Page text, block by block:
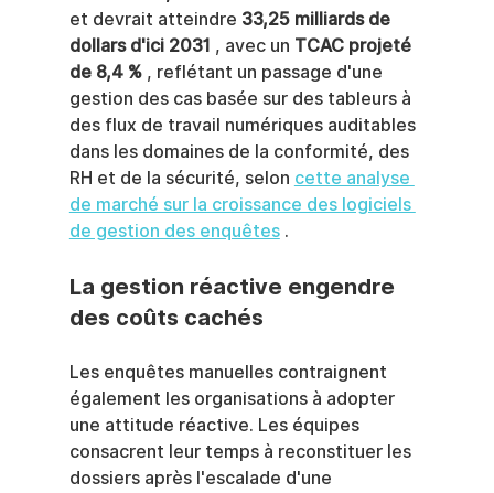
et devrait atteindre 33,25 milliards de
dollars d'ici 2031 , avec un TCAC projeté
de 8,4 % , reflétant un passage d'une
gestion des cas basée sur des tableurs à
des flux de travail numériques auditables
dans les domaines de la conformité, des
RH et de la sécurité, selon cette analyse
de marché sur la croissance des logiciels
de gestion des enquêtes .
La gestion réactive engendre
des coûts cachés
Les enquêtes manuelles contraignent
également les organisations à adopter
une attitude réactive. Les équipes
consacrent leur temps à reconstituer les
dossiers après l'escalade d'une